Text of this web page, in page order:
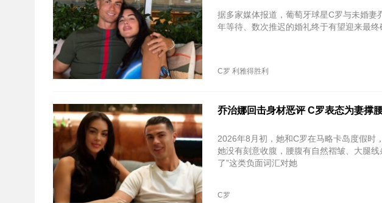
据多家媒体报道，葡萄牙球星C罗与未婚
年等待、数次推迟的婚礼终于有望迎来最终
C罗 利雅得胜利
乔治娜回击身材恶评 C罗表态为妻撑
2026年8月初，她和C罗在马略卡岛度假时
她没有刻意收腹，腰腹有自然褶皱、大腿线
了”这类负面词汇对她
C罗